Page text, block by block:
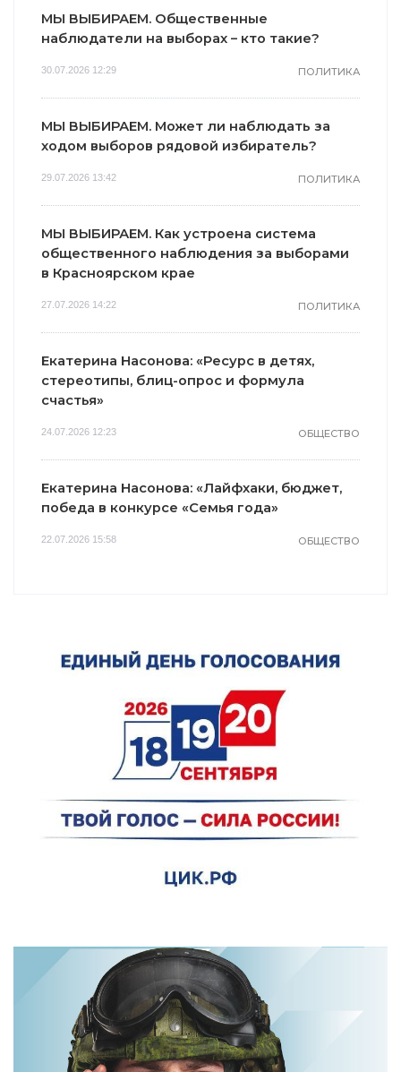
МЫ ВЫБИРАЕМ. Общественные
наблюдатели на выборах – кто такие?
30.07.2026 12:29 ПОЛИТИКА
МЫ ВЫБИРАЕМ. Может ли наблюдать за
ходом выборов рядовой избиратель?
29.07.2026 13:42 ПОЛИТИКА
МЫ ВЫБИРАЕМ. Как устроена система
общественного наблюдения за выборами
в Красноярском крае
27.07.2026 14:22 ПОЛИТИКА
Екатерина Насонова: «Ресурс в детях,
стереотипы, блиц-опрос и формула
счастья»
24.07.2026 12:23 ОБЩЕСТВО
Екатерина Насонова: «Лайфхаки, бюджет,
победа в конкурсе «Семья года»
22.07.2026 15:58 ОБЩЕСТВО